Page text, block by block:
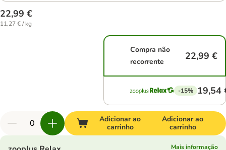
22,99 €
11,27 € / kg
Compra não
recorrente
22,99 €
-15% 19,54
Adicionar ao
carrinho
Adicionar ao
carrinho
Mais informação